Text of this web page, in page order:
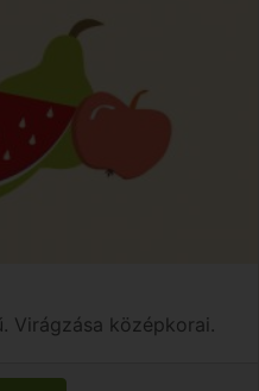
Virágzása középkorai.